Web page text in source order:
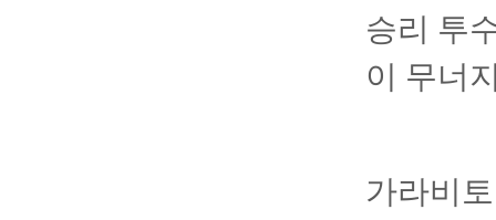
승리 투
이 무너
가라비